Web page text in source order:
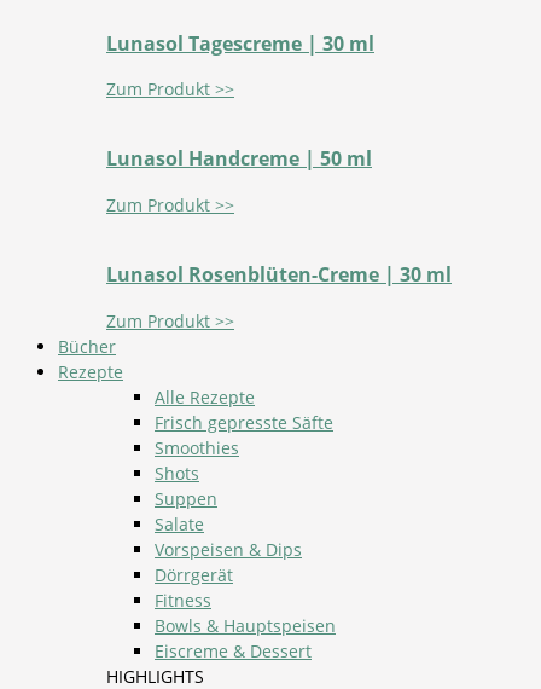
Lunasol Tagescreme | 30 ml
Zum Produkt >>
Lunasol Handcreme | 50 ml
Zum Produkt >>
Lunasol Rosenblüten-Creme | 30 ml
Zum Produkt >>
Bücher
Rezepte
Alle Rezepte
Frisch gepresste Säfte
Smoothies
Shots
Suppen
Salate
Vorspeisen & Dips
Dörrgerät
Fitness
Bowls & Hauptspeisen
Eiscreme & Dessert
HIGHLIGHTS